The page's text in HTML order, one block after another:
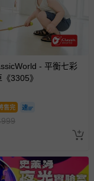
。如您位於離島地
收離島運費。廠商
、樓層親送等加價
內的查詢訂單內，
好，若商品遇瑕疵
：退貨的辦理流程
購物流程、付款方
運送方式等有疑
貨即會通知媽咪並協
- 平衡七彩
3305》
售完
999